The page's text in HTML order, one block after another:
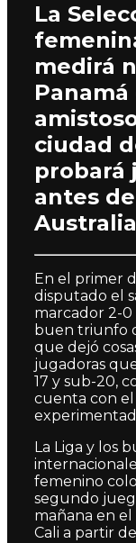
La
medirá
ciudad
probará
antes
En el primer
disputado el
marcador 2-0
buen triunfo
que dejó
jugadoras
17 y sub-20,
cuenta con el
La Liga y los
femenino
segundo
mañana en
Cali a partir